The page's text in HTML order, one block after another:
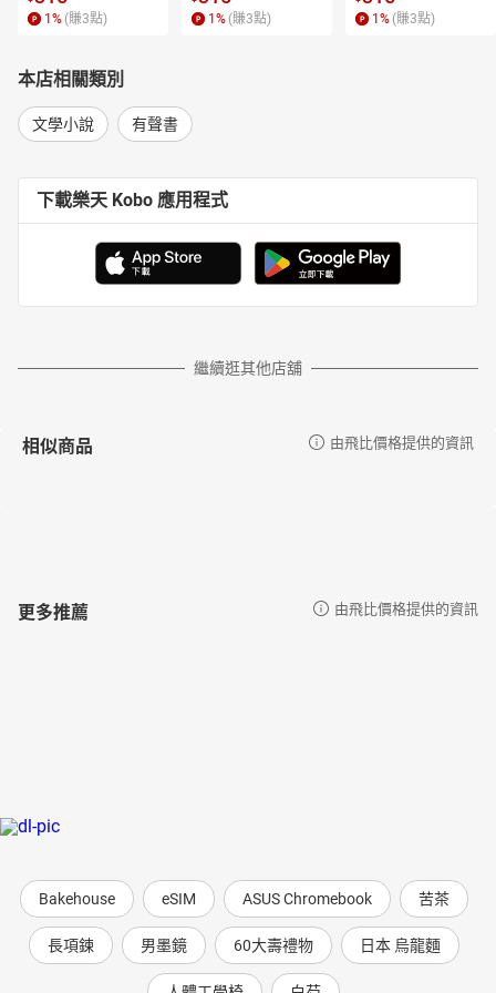
括《暗夜飛行者》、《古騰堡的學徒》、《挑戰莎士比亞4：我就是
界》系列小說和《維多利亞三部曲》。
林涵柔，台灣專職聲音演員，也是愛盲基金會特約有聲書配音員。
商業作品超過兩千餘支，為環球唱片、兩廳院、TOYOTA、SYM、
Zen Fone3、康寶、健達、企業內部簡介...等眾多知名品牌指定聲
漠、地球防衛軍、由其以傳說對決中的刀鋒寶貝、艾瑞深受玩家喜
愛，進而接受東森新聞 東森大直播、Garena傳說對決、國光幫幫忙
等節目配音員專訪。
位，擔任聲音及口語表達助理業師。
第二部：十九年後
第13章：所有生活由此開始
第15章：諾拉在處於生死之間前，發布的倒數第二篇狀態
第16章：棋盤
第17章：活過才知道
1 % (賺3點) 1 % (賺3點) 1 % (賺3點)
本店相關類別
文學小說 有聲書
下載樂天 Kobo 應用程式
繼續逛其他店舖
相似商品 由飛比價格提供的資訊
更多推薦 由飛比價格提供的資訊
Bakehouse eSIM ASUS Chromebook 苦茶
長項鍊 男墨鏡 60大壽禮物 日本 烏龍麵